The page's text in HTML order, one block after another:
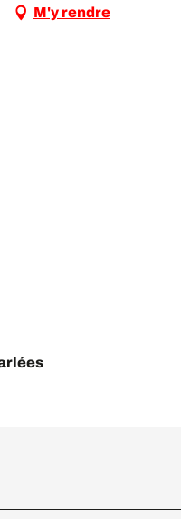
M'y rendre